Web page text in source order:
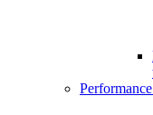
Performance